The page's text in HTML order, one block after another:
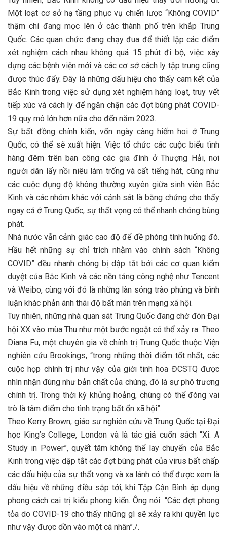
Một loạt cơ sở hạ tầng phục vụ chiến lược “Không COVID”
thậm chí đang mọc lên ở các thành phố trên khắp Trung
Quốc. Các quan chức đang chạy đua để thiết lập các điểm
xét nghiệm cách nhau không quá 15 phút đi bộ, việc xây
dựng các bệnh viện mới và các cơ sở cách ly tập trung cũng
được thúc đẩy. Đây là những dấu hiệu cho thấy cam kết của
Bắc Kinh trong việc sử dụng xét nghiệm hàng loạt, truy vết
tiếp xúc và cách ly để ngăn chặn các đợt bùng phát COVID-
19 quy mô lớn hơn nữa cho đến năm 2023.
Sự bất đồng chính kiến, vốn ngày càng hiếm hoi ở Trung
Quốc, có thể sẽ xuất hiện. Việc tổ chức các cuộc biểu tình
hàng đêm trên ban công các gia đình ở Thượng Hải, nơi
người dân lấy nồi niêu làm trống và cất tiếng hát, cũng như
các cuộc đụng độ không thường xuyên giữa sinh viên Bắc
Kinh và các nhóm khác với cảnh sát là bằng chứng cho thấy
ngay cả ở Trung Quốc, sự thất vọng có thể nhanh chóng bùng
phát.
Nhà nước vẫn cảnh giác cao độ để đề phòng tình huống đó.
Hầu hết những sự chỉ trích nhằm vào chính sách “Không
COVID” đều nhanh chóng bị dập tắt bởi các cơ quan kiểm
duyệt của Bắc Kinh và các nền tảng công nghệ như Tencent
và Weibo, cùng với đó là những làn sóng trào phúng và bình
luận khác phản ánh thái độ bất mãn trên mạng xã hội.
Tuy nhiên, những nhà quan sát Trung Quốc đang chờ đón Đại
hội XX vào mùa Thu như một bước ngoặt có thể xảy ra. Theo
Diana Fu, một chuyên gia về chính trị Trung Quốc thuộc Viện
nghiên cứu Brookings, “trong những thời điểm tốt nhất, các
cuộc họp chính trị như vậy của giới tinh hoa ĐCSTQ được
nhìn nhận đúng như bản chất của chúng, đó là sự phô trương
chính trị. Trong thời kỳ khủng hoảng, chúng có thể đóng vai
trò là tâm điểm cho tình trạng bất ổn xã hội”.
Theo Kerry Brown, giáo sư nghiên cứu về Trung Quốc tại Đại
học King’s College, London và là tác giả cuốn sách “Xi: A
Study in Power”, quyết tâm không thể lay chuyển của Bắc
Kinh trong việc dập tắt các đợt bùng phát của virus bất chấp
các dấu hiệu của sự thất vọng và xa lánh có thể được xem là
dấu hiệu về những điều sắp tới, khi Tập Cận Bình áp dụng
phong cách cai trị kiểu phong kiến. Ông nói: “Các đợt phong
tỏa do COVID-19 cho thấy những gì sẽ xảy ra khi quyền lực
như vậy được dồn vào một cá nhân”./.